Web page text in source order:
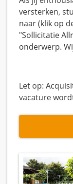
versterken,
naar (klik op
"Sollicitatie
onderwerp.
Let op:
vacature